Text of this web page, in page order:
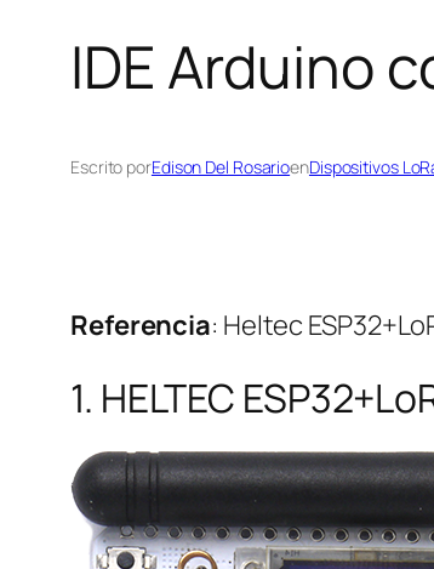
IDE Arduino
Escrito porEdison Del RosarioenDispositivos
Referencia: Heltec
1. HELTEC